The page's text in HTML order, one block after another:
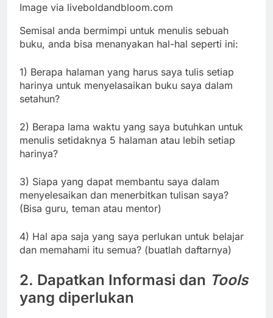
Image via liveboldandbloom.com
Semisal anda bermimpi untuk menulis sebuah
buku, anda bisa menanyakan hal-hal seperti ini:
1) Berapa halaman yang harus saya tulis setiap
harinya untuk menyelasaikan buku saya dalam
setahun?
2) Berapa lama waktu yang saya butuhkan untuk
menulis setidaknya 5 halaman atau lebih setiap
harinya?
3) Siapa yang dapat membantu saya dalam
menyelesaikan dan menerbitkan tulisan saya?
(Bisa guru, teman atau mentor)
4) Hal apa saja yang saya perlukan untuk belajar
dan memahami itu semua? (buatlah daftarnya)
2. Dapatkan Informasi dan Tools
yang diperlukan